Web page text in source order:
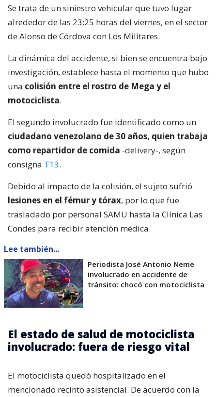
Se trata de un siniestro vehicular que tuvo lugar
alrededor de las 23:25 horas del viernes, en el sector
de Alonso de Córdova con Los Militares.
La dinámica del accidente, si bien se encuentra bajo
investigación, establece hasta el momento que hubo
una colisión entre el rostro de Mega y el
motociclista.
El segundo involucrado fue identificado como un
ciudadano venezolano de 30 años, quien trabaja
como repartidor de comida -delivery-, según
consigna T13.
Debido al impacto de la colisión, el sujeto sufrió
lesiones en el fémur y tórax, por lo que fue
trasladado por personal SAMU hasta la Clínica Las
Condes para recibir atención médica.
Lee también...
Periodista José Antonio Neme
involucrado en accidente de
tránsito: chocó con motociclista
El estado de salud de motociclista
involucrado: fuera de riesgo vital
El motociclista quedó hospitalizado en el
mencionado recinto asistencial. De acuerdo con la